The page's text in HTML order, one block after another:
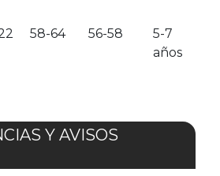
58-64 56-58
5-7
años
Y AVISOS